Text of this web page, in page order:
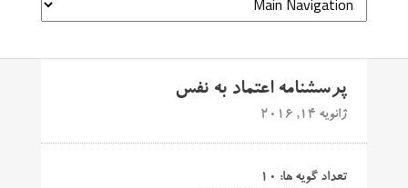
پرسشنامه اعتماد به نفس
ژانویه 14, 2016
تعداد گویه ها: ۱۰